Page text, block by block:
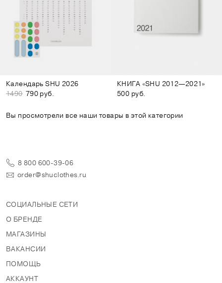
Календарь SHU 2026
1490 790 руб.
КНИГА «SHU 2012—2021»
500 руб.
Вы просмотрели все наши товары в этой категории
8 800 600-39-06
order@shuclothes.ru
СОЦИАЛЬНЫЕ СЕТИ
О БРЕНДЕ
МАГАЗИНЫ
ВАКАНСИИ
ПОМОЩЬ
АККАУНТ